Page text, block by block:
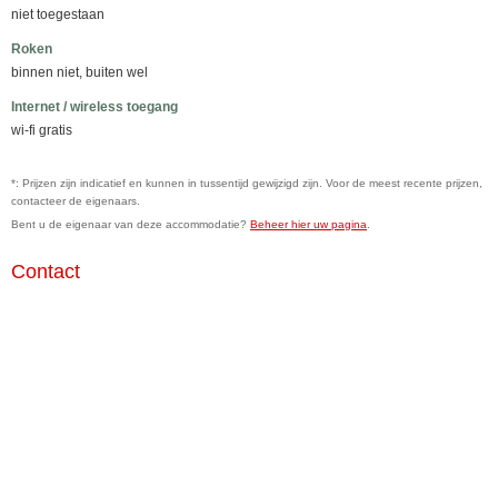
niet toegestaan
Roken
binnen niet, buiten wel
Internet / wireless toegang
wi-fi gratis
*: Prijzen zijn indicatief en kunnen in tussentijd gewijzigd zijn. Voor de meest recente prijzen,
contacteer de eigenaars.
Bent u de eigenaar van deze accommodatie? Beheer hier uw pagina
Contact